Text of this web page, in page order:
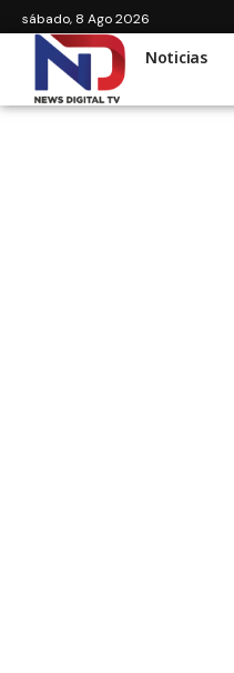
sábado, 8 Ago 2026
Noticias